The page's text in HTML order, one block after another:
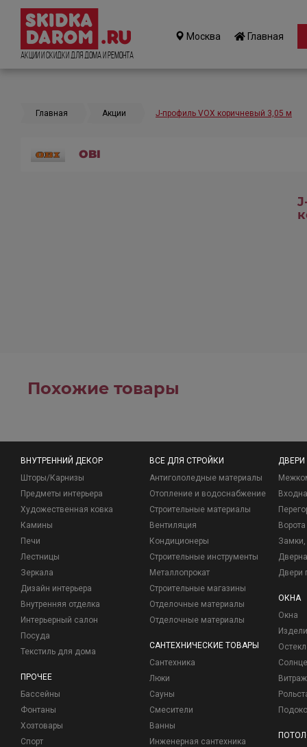
Акции и Скидки для дома и ремонта
Москва Главная
Главная Акции J-профиль VOX коричневый 3,05 м
OBI
Похожие товары
ВНУТРЕННИЙ ДЕКОР
Шторы/Карнизы
Предметы интерьера
Художественная ковка
Камины
Печи
Лестницы
Зеркала
Дизайн интерьера
Внутренняя отделка
Интерьерный салон
Посуда
Текстиль для дома
ПРОЧЕЕ
Бассейны
Фонтаны
Хозтовары
Спорт
ВСЕ ДЛЯ СТРОЙКИ
Антигололедные материалы
Отопление и водоснабжение
Строительные материалы
Вентиляция
Кондиционеры
Строительные инструменты
Металлопрокат
Строительные магазины
Отделочные материалы
Отделочные материалы
САНТЕХНИЧЕСКИЕ ТОВАРЫ
Сантехника
Люки
Сауны
Смесители
Ванны
Инженерная сантехника
ДВЕРИ
Ворота
Замки,
Двери
ОКНА
Окна